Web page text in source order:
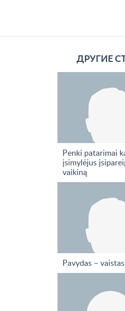
ДРУГИЕ
Penki patarimai
įsimylėjus
vaikiną
Pavydas –